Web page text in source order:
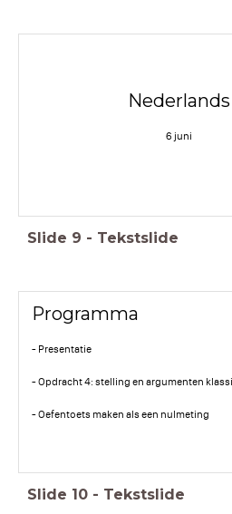
Nederlands
6 juni
Slide 9 - Tekstslide
Programma
- Presentatie
- Opdracht 4: stelling en argumenten
- Oefentoets maken als een nulmeting
Slide 10 - Tekstslide